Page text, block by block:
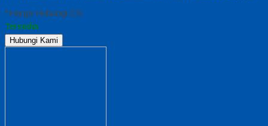
*Harga Hubungi CS
Tersedia
Hubungi Kami